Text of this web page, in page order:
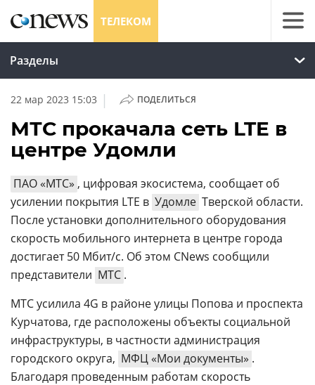
ТЕЛЕКОМ
Разделы
22 мар 2023 15:03 | ПОДЕЛИТЬСЯ
МТС прокачала сеть LTE в
центре Удомли
ПАО «МТС» , цифровая экосистема, сообщает об
усилении покрытия LTE в Удомле Тверской области.
После установки дополнительного оборудования
скорость мобильного интернета в центре города
достигает 50 Мбит/с. Об этом CNews сообщили
представители МТС .
МТС усилила 4G в районе улицы Попова и проспекта
Курчатова, где расположены объекты социальной
инфраструктуры, в частности администрация
городского округа, МФЦ «Мои документы» .
Благодаря проведенным работам скорость